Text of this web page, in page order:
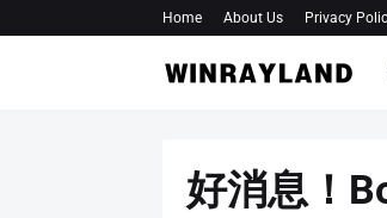
Home About Us Privacy
好消息！